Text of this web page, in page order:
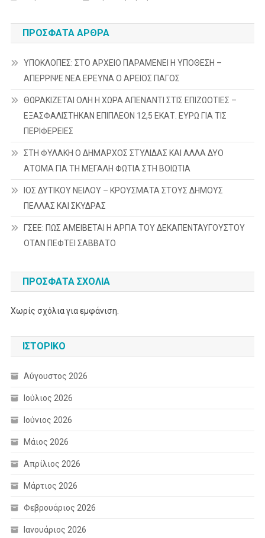
ΠΡΌΣΦΑΤΑ ΆΡΘΡΑ
ΥΠΟΚΛΟΠΕΣ: ΣΤΟ ΑΡΧΕΙΟ ΠΑΡΑΜΕΝΕΙ Η ΥΠΟΘΕΣΗ –
ΑΠΕΡΡΙΨΕ ΝΕΑ ΕΡΕΥΝΑ Ο ΑΡΕΙΟΣ ΠΑΓΟΣ
ΘΩΡΑΚΙΖΕΤΑΙ ΟΛΗ Η ΧΩΡΑ ΑΠΕΝΑΝΤΙ ΣΤΙΣ ΕΠΙΖΩΟΤΙΕΣ –
ΕΞΑΣΦΑΛΙΣΤΗΚΑΝ ΕΠΙΠΛΕΟΝ 12,5 ΕΚΑΤ. ΕΥΡΩ ΓΙΑ ΤΙΣ
ΠΕΡΙΦΕΡΕΙΕΣ
ΣΤΗ ΦΥΛΑΚΗ Ο ΔΗΜΑΡΧΟΣ ΣΤΥΛΙΔΑΣ ΚΑΙ ΑΛΛΑ ΔΥΟ
ΑΤΟΜΑ ΓΙΑ ΤΗ ΜΕΓΑΛΗ ΦΩΤΙΑ ΣΤΗ ΒΟΙΩΤΙΑ
ΙΟΣ ΔΥΤΙΚΟΥ ΝΕΙΛΟΥ – ΚΡΟΥΣΜΑΤΑ ΣΤΟΥΣ ΔΗΜΟΥΣ
ΠΕΛΛΑΣ ΚΑΙ ΣΚΥΔΡΑΣ
ΓΣΕΕ: ΠΩΣ ΑΜΕΙΒΕΤΑΙ Η ΑΡΓΙΑ ΤΟΥ ΔΕΚΑΠΕΝΤΑΥΓΟΥΣΤΟΥ
ΟΤΑΝ ΠΕΦΤΕΙ ΣΑΒΒΑΤΟ
ΠΡΌΣΦΑΤΑ ΣΧΌΛΙΑ
Χωρίς σχόλια για εμφάνιση.
ΙΣΤΟΡΙΚΌ
Αύγουστος 2026
Ιούλιος 2026
Ιούνιος 2026
Μάιος 2026
Απρίλιος 2026
Μάρτιος 2026
Φεβρουάριος 2026
Ιανουάριος 2026